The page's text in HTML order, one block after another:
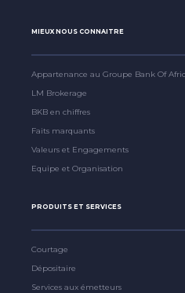
MIEUX NOUS CONNAITRE
Appartenance au Groupe Bank Of
LM Brokerage
BKB en chiffres
Faits marquants
Valeurs et Engagements
Equipe et Organisation
PRODUITS ET SERVICES
Courtage
Dépositaire
Services aux émetteurs